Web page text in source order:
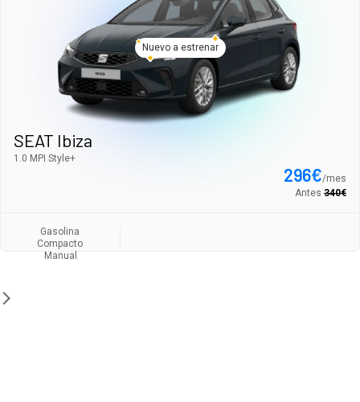
Nuevo a estrenar
SEAT Ibiza
1.0 MPI Style+
296€/mes
Antes 340€
Gasolina
Compacto
Manual